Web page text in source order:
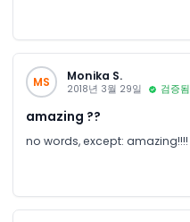
MS Monika S.
2018년 3월 29일 검증됨
amazing ??
no words, except: amazing!!!!